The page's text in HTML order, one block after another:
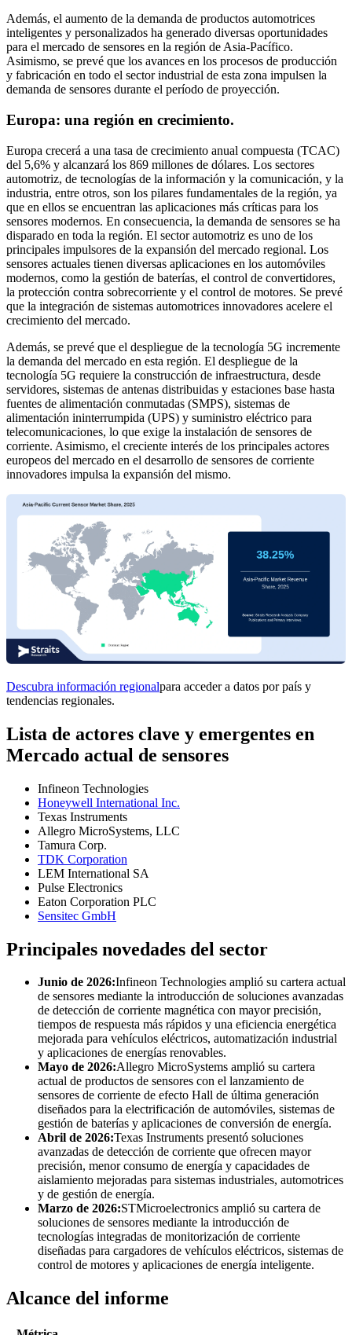
Además, el aumento de la demanda de productos automotrices
inteligentes y personalizados ha generado diversas oportunidades
para el mercado de sensores en la región de Asia-Pacífico.
Asimismo, se prevé que los avances en los procesos de producción
y fabricación en todo el sector industrial de esta zona impulsen la
demanda de sensores durante el período de proyección.
Europa: una región en crecimiento.
Europa crecerá a una tasa de crecimiento anual compuesta (TCAC)
del 5,6% y alcanzará los 869 millones de dólares. Los sectores
automotriz, de tecnologías de la información y la comunicación, y la
industria, entre otros, son los pilares fundamentales de la región, ya
que en ellos se encuentran las aplicaciones más críticas para los
sensores modernos. En consecuencia, la demanda de sensores se ha
disparado en toda la región. El sector automotriz es uno de los
principales impulsores de la expansión del mercado regional. Los
sensores actuales tienen diversas aplicaciones en los automóviles
modernos, como la gestión de baterías, el control de convertidores,
la protección contra sobrecorriente y el control de motores. Se prevé
que la integración de sistemas automotrices innovadores acelere el
crecimiento del mercado.
Además, se prevé que el despliegue de la tecnología 5G incremente
la demanda del mercado en esta región. El despliegue de la
tecnología 5G requiere la construcción de infraestructura, desde
servidores, sistemas de antenas distribuidas y estaciones base hasta
fuentes de alimentación conmutadas (SMPS), sistemas de
alimentación ininterrumpida (UPS) y suministro eléctrico para
telecomunicaciones, lo que exige la instalación de sensores de
corriente. Asimismo, el creciente interés de los principales actores
europeos del mercado en el desarrollo de sensores de corriente
innovadores impulsa la expansión del mismo.
Descubra información regionalpara acceder a datos por país y
tendencias regionales.
Lista de actores clave y emergentes en
Mercado actual de sensores
Infineon Technologies
Honeywell International Inc.
Texas Instruments
Allegro MicroSystems, LLC
Tamura Corp.
TDK Corporation
LEM International SA
Pulse Electronics
Eaton Corporation PLC
Sensitec GmbH
Principales novedades del sector
Junio ​​de 2026:Infineon Technologies amplió su cartera actual
de sensores mediante la introducción de soluciones avanzadas
de detección de corriente magnética con mayor precisión,
tiempos de respuesta más rápidos y una eficiencia energética
mejorada para vehículos eléctricos, automatización industrial
y aplicaciones de energías renovables.
Mayo de 2026:Allegro MicroSystems amplió su cartera
actual de productos de sensores con el lanzamiento de
sensores de corriente de efecto Hall de última generación
diseñados para la electrificación de automóviles, sistemas de
gestión de baterías y aplicaciones de conversión de energía.
Abril de 2026:Texas Instruments presentó soluciones
avanzadas de detección de corriente que ofrecen mayor
precisión, menor consumo de energía y capacidades de
aislamiento mejoradas para sistemas industriales, automotrices
y de gestión de energía.
Marzo de 2026:STMicroelectronics amplió su cartera de
soluciones de sensores mediante la introducción de
tecnologías integradas de monitorización de corriente
diseñadas para cargadores de vehículos eléctricos, sistemas de
control de motores y aplicaciones de energía inteligente.
Alcance del informe